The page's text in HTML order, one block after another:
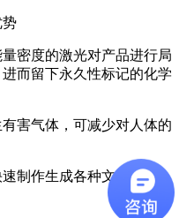
势
密度的激光对产品进行局
而留下永久性标记的化学
害气体，可减少对人体的
制作生成各种文字和图